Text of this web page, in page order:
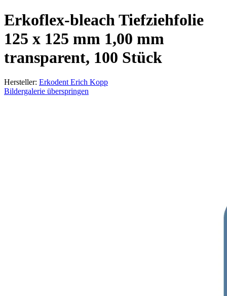
Erkoflex-bleach Tiefziehfolie
125 x 125 mm 1,00 mm
transparent, 100 Stück
Hersteller: Erkodent Erich Kopp
Bildergalerie überspringen